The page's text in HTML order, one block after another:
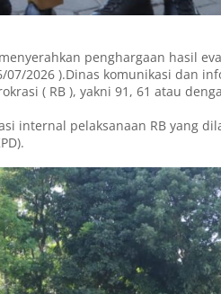
penghargaan hasil
2026 ).Dinas komunikasi dan
( RB ), yakni 91, 61 atau
internal pelaksanaan RB yang